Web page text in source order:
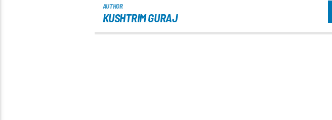
AUTHOR
KUSHTRIM GURAJ